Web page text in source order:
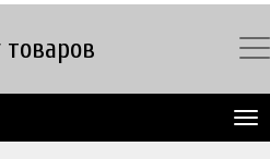
товаров